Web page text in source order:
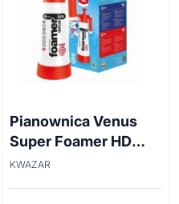
Pianownica Venus
Super Foamer HD
acid line 2L
KWAZAR